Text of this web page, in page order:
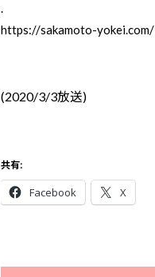
.
https://sakamoto-yokei.com/
(2020/3/3放送)
共有:
Facebook X